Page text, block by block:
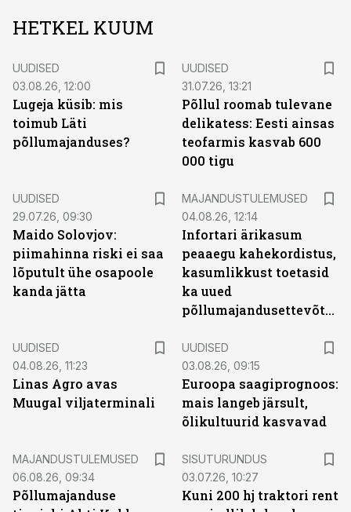
HETKEL KUUM
UUDISED
03.08.26, 12:00
Lugeja küsib: mis
toimub Läti
põllumajanduses?
UUDISED
31.07.26, 13:21
Põllul roomab tulevane
delikatess: Eesti ainsas
teofarmis kasvab 600
000 tigu
UUDISED
29.07.26, 09:30
Maido Solovjov:
piimahinna riski ei saa
lõputult ühe osapoole
kanda jätta
MAJANDUSTULEMUSED
04.08.26, 12:14
Infortari ärikasum
peaaegu kahekordistus,
kasumlikkust toetasid
ka uued
põllumajandusettevõtted
UUDISED
04.08.26, 11:23
Linas Agro avas
Muugal viljaterminali
UUDISED
03.08.26, 09:15
Euroopa saagiprognoos:
mais langeb järsult,
õlikultuurid kasvavad
MAJANDUSTULEMUSED
06.08.26, 09:34
Põllumajanduse
SISUTURUNDUS
03.07.26, 10:27
Kuni 200 hj traktori rent